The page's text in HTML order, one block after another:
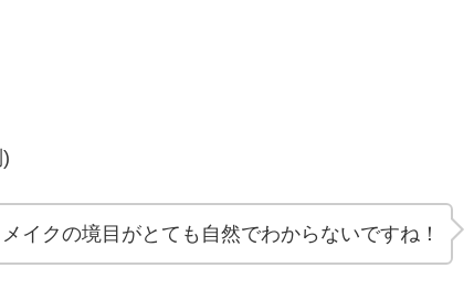
イクの境目がとても自然でわからないですね！